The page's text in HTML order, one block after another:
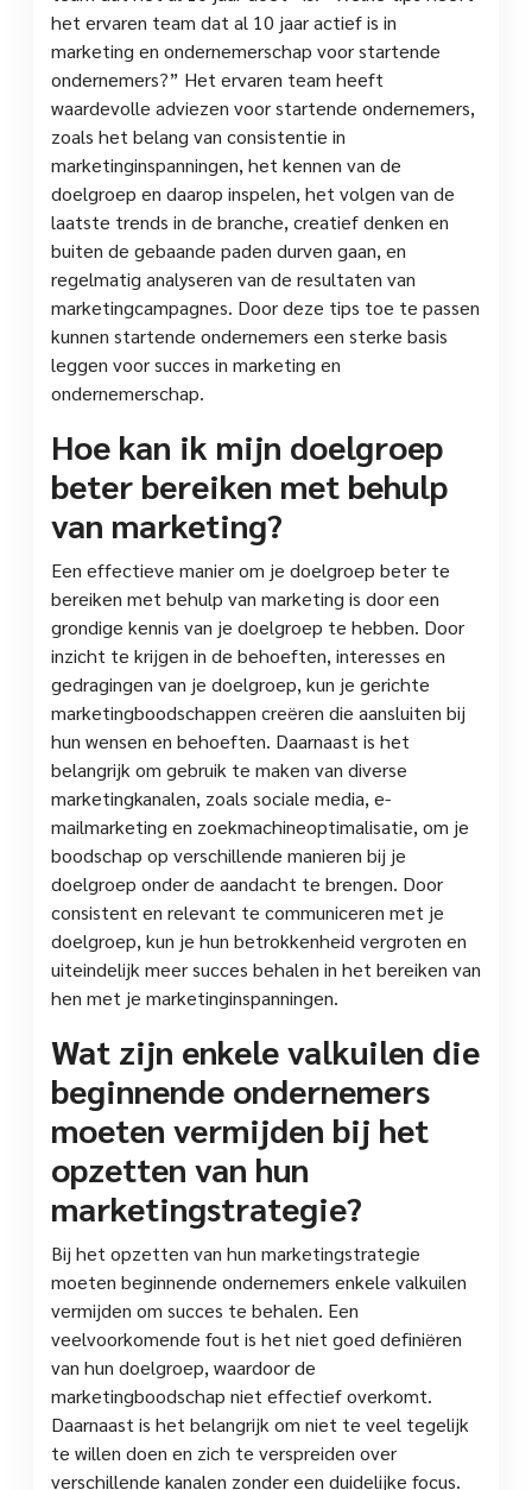
het ervaren team dat al 10 jaar actief is in
marketing en ondernemerschap voor startende
ondernemers?” Het ervaren team heeft
waardevolle adviezen voor startende ondernemers,
zoals het belang van consistentie in
marketinginspanningen, het kennen van de
doelgroep en daarop inspelen, het volgen van de
laatste trends in de branche, creatief denken en
buiten de gebaande paden durven gaan, en
regelmatig analyseren van de resultaten van
marketingcampagnes. Door deze tips toe te passen
kunnen startende ondernemers een sterke basis
leggen voor succes in marketing en
ondernemerschap.
Hoe kan ik mijn doelgroep
beter bereiken met behulp
van marketing?
Een effectieve manier om je doelgroep beter te
bereiken met behulp van marketing is door een
grondige kennis van je doelgroep te hebben. Door
inzicht te krijgen in de behoeften, interesses en
gedragingen van je doelgroep, kun je gerichte
marketingboodschappen creëren die aansluiten bij
hun wensen en behoeften. Daarnaast is het
belangrijk om gebruik te maken van diverse
marketingkanalen, zoals sociale media, e-
mailmarketing en zoekmachineoptimalisatie, om je
boodschap op verschillende manieren bij je
doelgroep onder de aandacht te brengen. Door
consistent en relevant te communiceren met je
doelgroep, kun je hun betrokkenheid vergroten en
uiteindelijk meer succes behalen in het bereiken van
hen met je marketinginspanningen.
Wat zijn enkele valkuilen die
beginnende ondernemers
moeten vermijden bij het
opzetten van hun
marketingstrategie?
Bij het opzetten van hun marketingstrategie
moeten beginnende ondernemers enkele valkuilen
vermijden om succes te behalen. Een
veelvoorkomende fout is het niet goed definiëren
van hun doelgroep, waardoor de
marketingboodschap niet effectief overkomt.
Daarnaast is het belangrijk om niet te veel tegelijk
te willen doen en zich te verspreiden over
verschillende kanalen zonder een duidelijke focus.